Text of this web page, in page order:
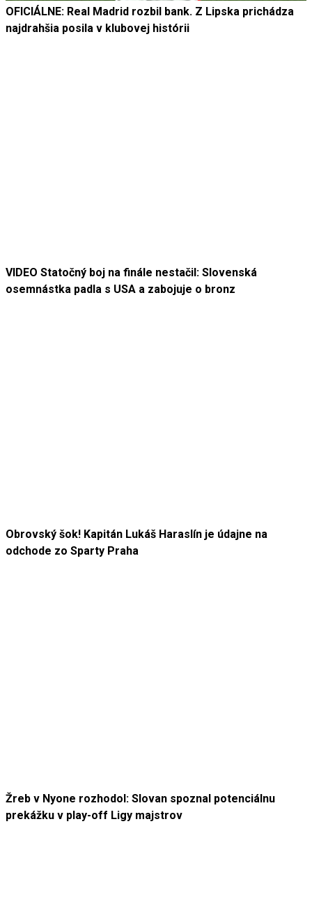
OFICIÁLNE: Real Madrid rozbil bank. Z Lipska prichádza
najdrahšia posila v klubovej histórii
VIDEO Statočný boj na finále nestačil: Slovenská
osemnástka padla s USA a zabojuje o bronz
Obrovský šok! Kapitán Lukáš Haraslín je údajne na
odchode zo Sparty Praha
Žreb v Nyone rozhodol: Slovan spoznal potenciálnu
prekážku v play-off Ligy majstrov